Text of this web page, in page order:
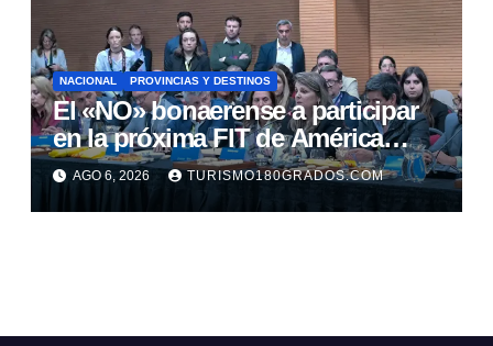
NACIONAL PROVINCIAS Y DESTINOS
El «NO» bonaerense a participar
en la próxima FIT de América
Latina
AGO 6, 2026 TURISMO180GRADOS.COM